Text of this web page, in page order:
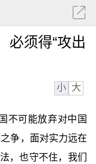
必须得“攻出
小 大
不可能放弃对中国
争，面对实力远在
，也守不住，我们